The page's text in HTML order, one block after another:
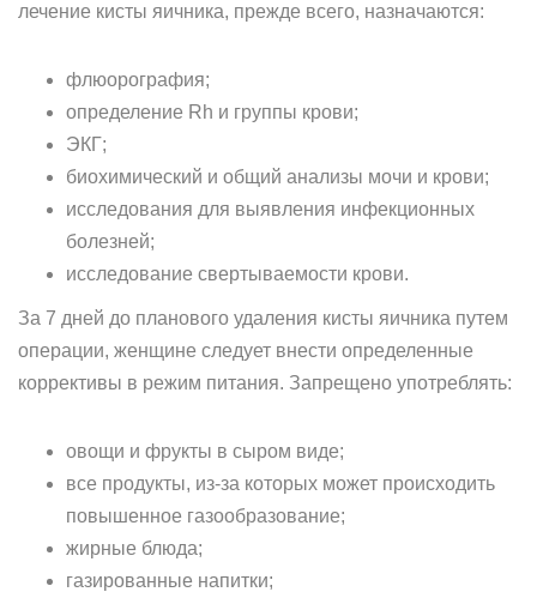
лечение кисты яичника, прежде всего, назначаются:
флюорография;
определение Rh и группы крови;
ЭКГ;
биохимический и общий анализы мочи и крови;
исследования для выявления инфекционных
болезней;
исследование свертываемости крови.
За 7 дней до планового удаления кисты яичника путем
операции, женщине следует внести определенные
коррективы в режим питания. Запрещено употреблять:
овощи и фрукты в сыром виде;
все продукты, из-за которых может происходить
повышенное газообразование;
жирные блюда;
газированные напитки;